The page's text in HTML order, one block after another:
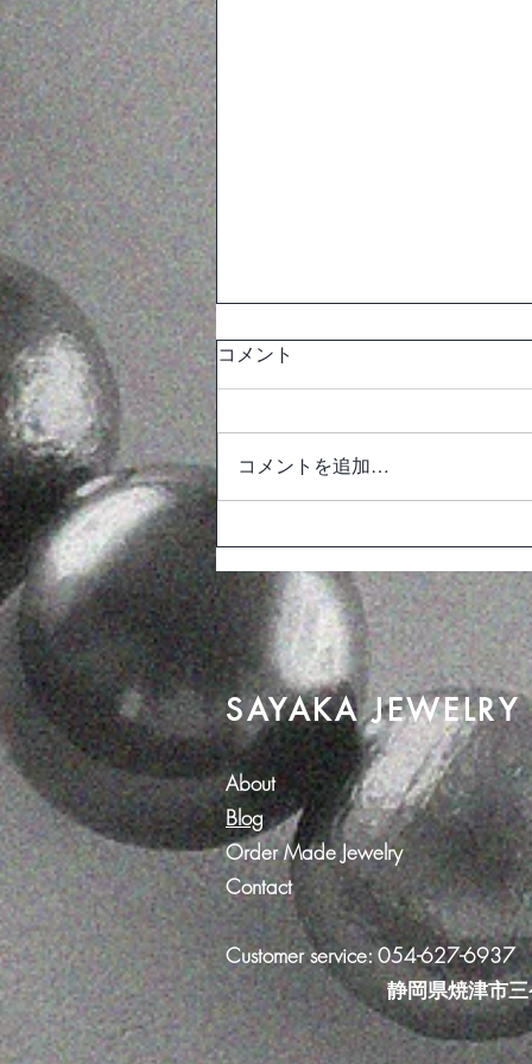
コメント
コメントを追加…
SAYAKA JEWELRY
About
Blog
Order Made Jewelry
Contact
Customer service: 054-627-6937
静岡県焼津市三ケ